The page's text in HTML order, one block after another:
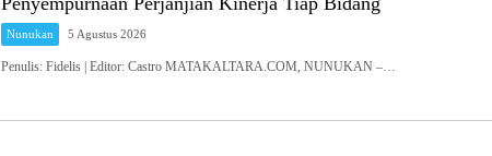
Nunukan 5 Agustus 2026
Penulis: Fidelis | Editor: Castro MATAKALTARA.COM, NUNUKAN –…